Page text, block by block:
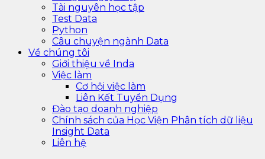
Tài nguyên học tập
Test Data
Python
Câu chuyện ngành Data
Về chúng tôi
Giới thiệu về Inda
Việc làm
Cơ hội việc làm
Liên Kết Tuyển Dụng
Đào tạo doanh nghiệp
Chính sách của Học Viện Phân tích dữ liệu
Insight Data
Liên hệ